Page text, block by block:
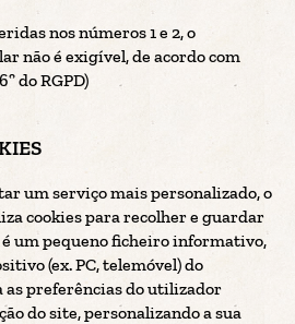
nos números 1 e 2, o
não é exigível, de acordo com
do RGPD)
um serviço mais personalizado, o
cookies para recolher e guardar
um pequeno ficheiro informativo,
(ex. PC, telemóvel) do
preferências do utilizador
do site, personalizando a sua